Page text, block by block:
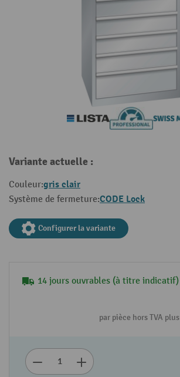
Variante actuelle :
Couleur:gris clair
Système de fermeture:CODE Lock
Configurer la variante
14 jours ouvrables (à titre indicatif)
par pièce hors TVA plus